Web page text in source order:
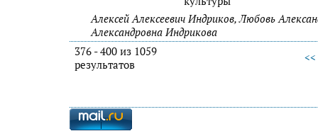
Алексей Алексеевич Индриков, Любовь
Александровна Индрикова
376 - 400 из 1059
результатов
<<